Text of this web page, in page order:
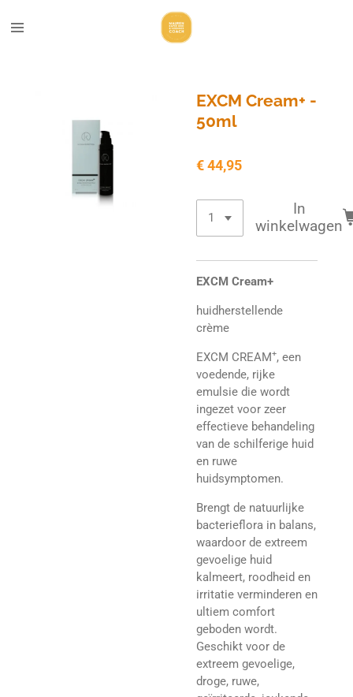
direct
EXCM Cream+ -
50ml
€ 44,95
In
winkelwagen
EXCM Cream+
huidherstellende
crème
EXCM CREAM+, een
voedende, rijke
emulsie die wordt
ingezet voor zeer
effectieve behandeling
van de schilferige huid
en ruwe
huidsymptomen.
Brengt de natuurlijke
bacterieflora in balans,
waardoor de extreem
gevoelige huid
kalmeert, roodheid en
irritatie verminderen en
ultiem comfort
geboden wordt.
Geschikt voor de
extreem gevoelige,
droge, ruwe,